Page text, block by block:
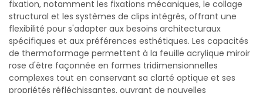
fixation, notamment les fixations mécaniques, le collage
structural et les systèmes de clips intégrés, offrant une
flexibilité pour s'adapter aux besoins architecturaux
spécifiques et aux préférences esthétiques. Les capacités
de thermoformage permettent à la feuille acrylique miroir
rose d'être façonnée en formes tridimensionnelles
complexes tout en conservant sa clarté optique et ses
propriétés réfléchissantes, ouvrant de nouvelles